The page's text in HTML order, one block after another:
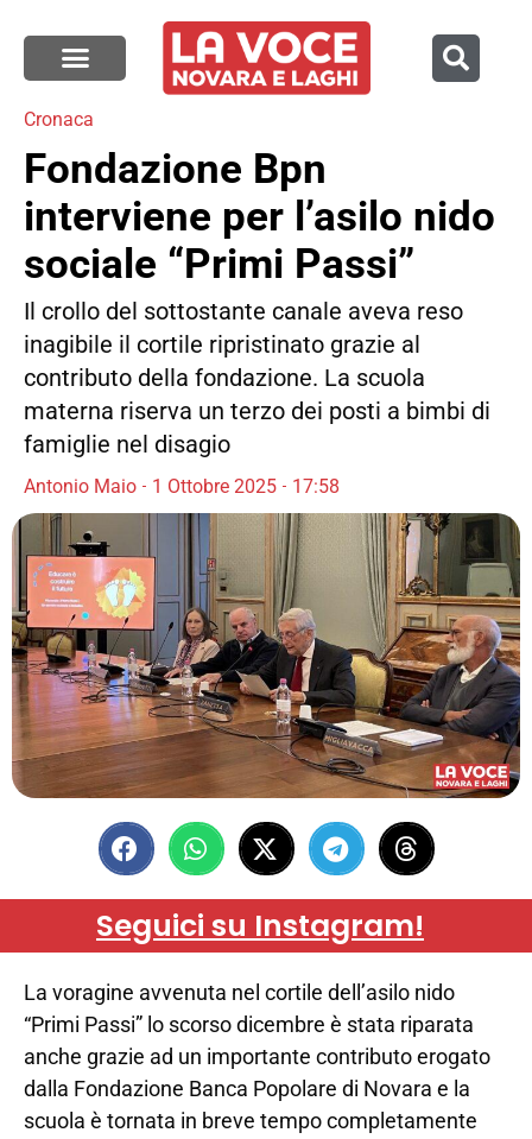
Cronaca
Fondazione Bpn
interviene per l’asilo nido
sociale “Primi Passi”
Il crollo del sottostante canale aveva reso
inagibile il cortile ripristinato grazie al
contributo della fondazione. La scuola
materna riserva un terzo dei posti a bimbi di
famiglie nel disagio
Antonio Maio 1 Ottobre 2025 17:58
Seguici su Instagram!
La voragine avvenuta nel cortile dell’asilo nido
“Primi Passi” lo scorso dicembre è stata riparata
anche grazie ad un importante contributo erogato
dalla Fondazione Banca Popolare di Novara e la
scuola è tornata in breve tempo completamente